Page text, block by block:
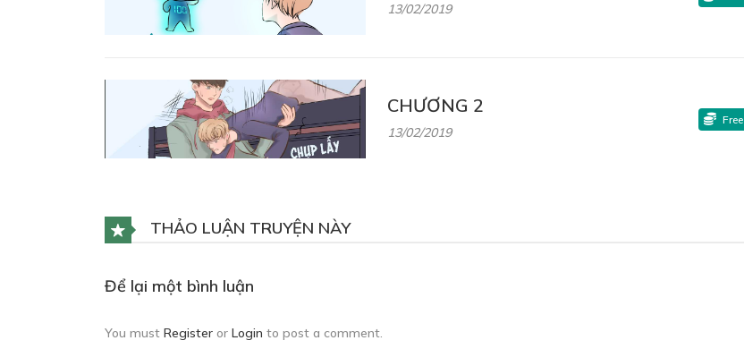
13/02/2019
CHƯƠNG 2
13/02/2019
Free
THẢO LUẬN TRUYỆN NÀY
Để lại một bình luận
You must Register or Login to post a comment.